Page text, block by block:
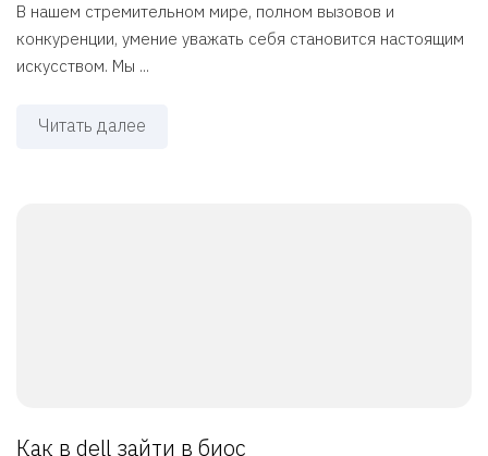
В нашем стремительном мире, полном вызовов и
конкуренции, умение уважать себя становится настоящим
искусством. Мы ...
Читать далее
Как в dell зайти в биос